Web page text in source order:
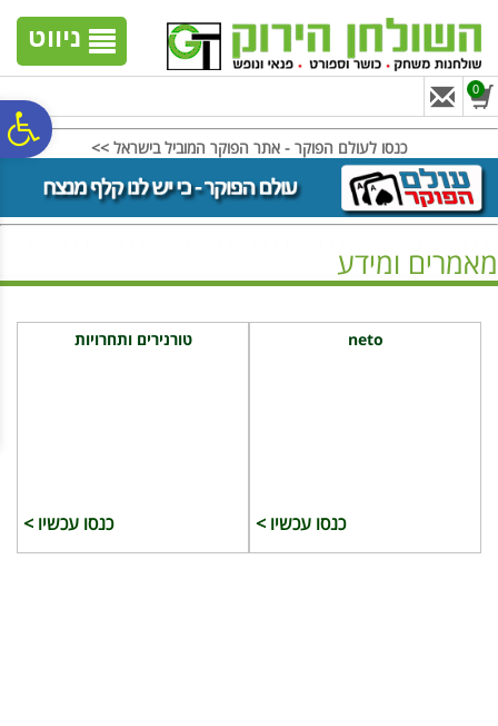
נגישות
אתר
המרכזי
ניווט
0
כנסו לעולם הפוקר - אתר הפוקר המוביל בישראל >>
מאמרים ומידע
neto
כנסו עכשיו >
טורנירים ותחרויות
כנסו עכשיו >